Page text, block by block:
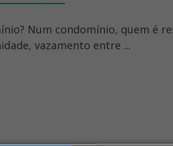
Num condomínio, quem é
vazamento entre ...